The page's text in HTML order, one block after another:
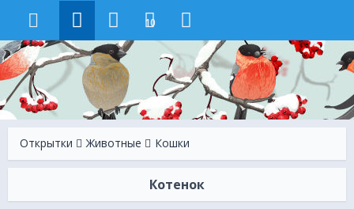
10
Открытки Животные Кошки
Котенок